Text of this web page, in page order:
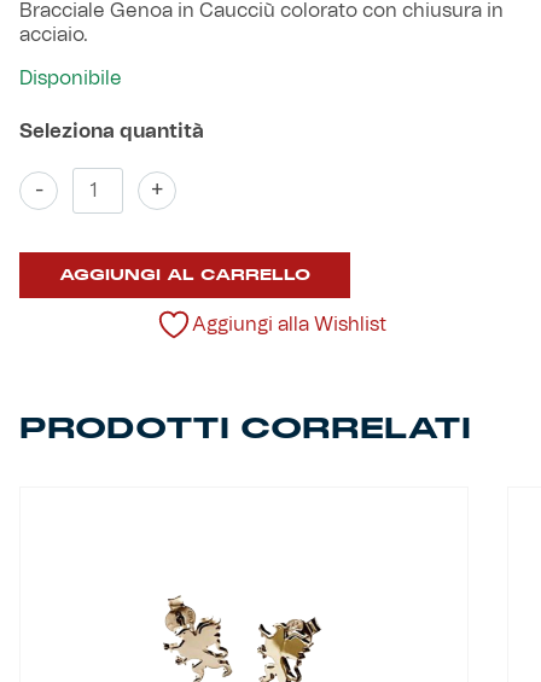
Sebago x Genoa
Robe di Kappa x Genoa
Red&Blue Voices
Kids
Caffè Boasi x Genoa
Helan x Genoa
Bracciale Genoa in Caucciù colorato con chiusura in
acciaio.
Disponibile
-
Bracciale
dall'inizio
sempre
quantità
+
AGGIUNGI AL CARRELLO
Aggiungi alla Wishlist
PRODOTTI CORRELATI